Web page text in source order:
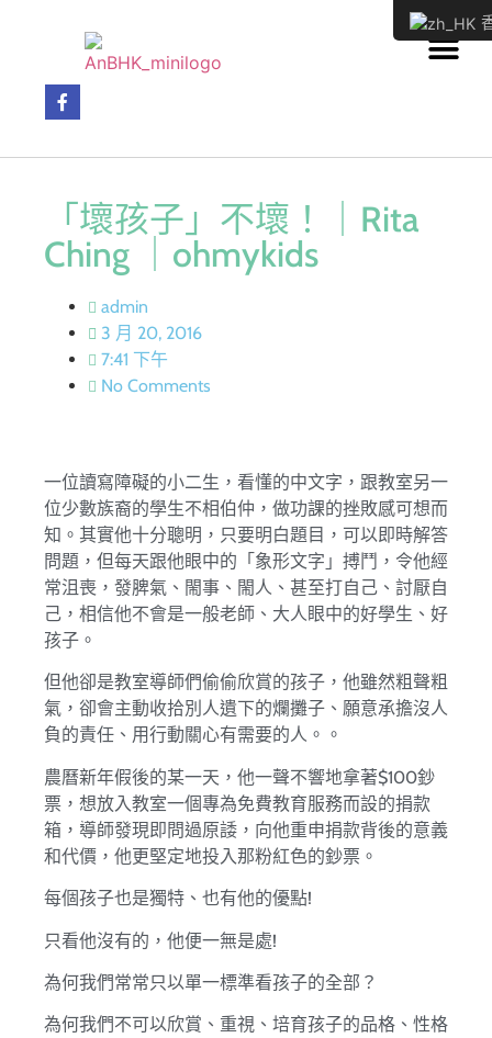
「壞孩子」不壞！｜Rita
Ching ｜ohmykids
admin
3 月 20, 2016
7:41 下午
No Comments
一位讀寫障礙的小二生，看懂的中文字，跟教室另一
位少數族裔的學生不相伯仲，做功課的挫敗感可想而
知。其實他十分聰明，只要明白題目，可以即時解答
問題，但每天跟他眼中的「象形文字」搏鬥，令他經
常沮喪，發脾氣、閙事、閙人、甚至打自己、討厭自
己，相信他不會是一般老師、大人眼中的好學生、好
孩子。
但他卻是教室導師們偷偷欣賞的孩子，他雖然粗聲粗
氣，卻會主動收拾別人遺下的爛攤子、願意承擔沒人
負的責任、用行動關心有需要的人。。
農曆新年假後的某一天，他一聲不響地拿著$100鈔
票，想放入教室一個專為免費教育服務而設的捐款
箱，導師發現即問過原諉，向他重申捐款背後的意義
和代價，他更堅定地投入那粉紅色的鈔票。
每個孩子也是獨特、也有他的優點!
只看他沒有的，他便一無是處!
為何我們常常只以單一標準看孩子的全部？
為何我們不可以欣賞、重視、培育孩子的品格、性格
香